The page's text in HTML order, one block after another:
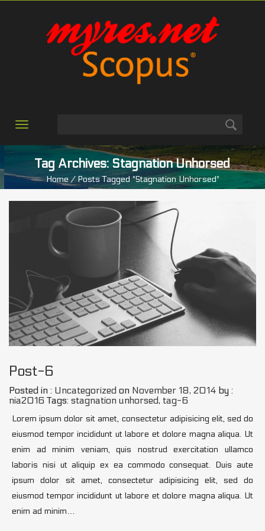
Toggle
Tag Archives: Stagnation Unhorsed
Home/ Posts Tagged "stagnation Unhorsed"
Post-6
Posted in : Uncategorized on November 18, 2014 by :
nia2016 Tags: stagnation unhorsed, tag-6
Lorem ipsum dolor sit amet, consectetur adipisicing elit, sed do
eiusmod tempor incididunt ut labore et dolore magna aliqua. Ut
enim ad minim veniam, quis nostrud exercitation ullamco
laboris nisi ut aliquip ex ea commodo consequat. Duis aute
ipsum dolor sit amet, consectetur adipisicing elit, sed do
eiusmod tempor incididunt ut labore et dolore magna aliqua. Ut
enim ad minim…